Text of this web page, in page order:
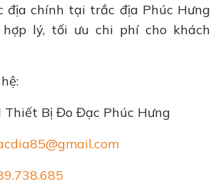
địa chính tại trắc địa Phúc Hưng
lý, tối ưu chi phí cho khách
Thiết Bị Đo Đạc Phúc Hưng